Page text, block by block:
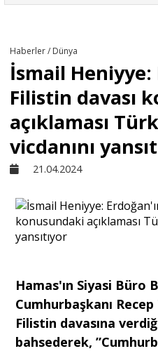
Sivil
Haberler / Dünya
İsmail Heniyye:
Filistin davası
açıklaması
vicdanını
21.04.2024
Hamas'ın Siyasi Büro
Cumhurbaşkanı Recep
Filistin davasına
bahsederek,